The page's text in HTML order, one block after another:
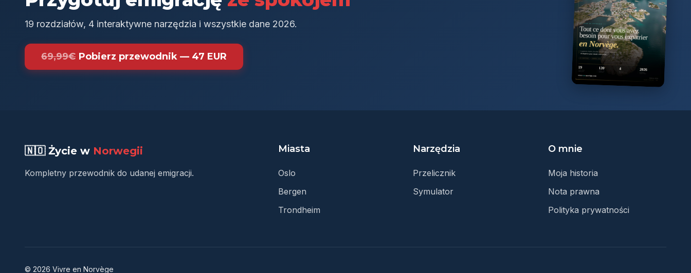
19 rozdziałów, 4 interaktywne narzędzia i wszystkie dane 2026.
69,99€ Pobierz przewodnik — 47 EUR
🇳🇴 Życie w Norwegii
Kompletny przewodnik do udanej emigracji.
Miasta
Oslo
Bergen
Trondheim
Narzędzia
Przelicznik
Symulator
O mnie
Moja historia
Nota prawna
Polityka prywatności
© 2026 Vivre en Norvège